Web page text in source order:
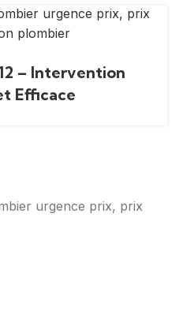
– Intervention
Efficace